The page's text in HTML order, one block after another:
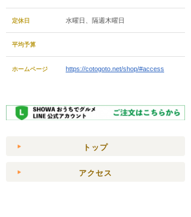
定休日 水曜日、隔週木曜日
平均予算
ホームページ https://cotogoto.net/shop/#access
トップ
アクセス